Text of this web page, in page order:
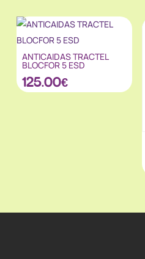
ANTICAIDAS TRACTEL
BLOCFOR 5 ESD
125.00€